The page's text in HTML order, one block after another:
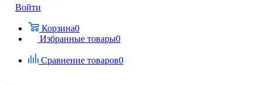
Войти
Корзина0
Избранные товары0
Сравнение товаров0